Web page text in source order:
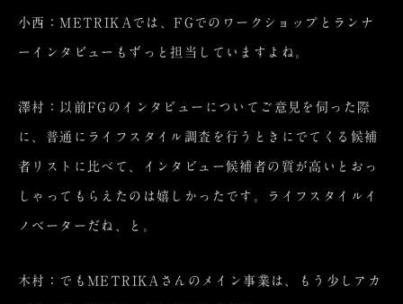
小西：METRIKAでは、FGでのワークショップとランナ
ーインタビューもずっと担当していますよね。
澤村：以前FGのインタビューについてご意見を伺った際
に、普通にライフスタイル調査を行うときにでてくる候補
者リストに比べて、インタビュー候補者の質が高いとおっ
しゃってもらえたのは嬉しかったです。ライフスタイルイ
ノベーターだね、と。
木村：でもMETRIKAさんのメイン事業は、もう少しアカ